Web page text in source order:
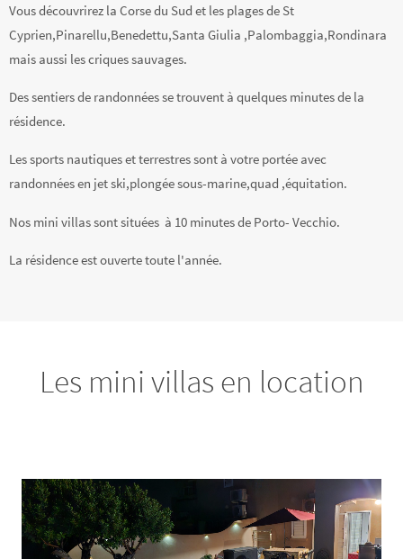
Vous découvrirez la Corse du Sud et les plages de St
Cyprien,Pinarellu,Benedettu,Santa Giulia ,Palombaggia,Rondinara
mais aussi les criques sauvages.
Des sentiers de randonnées se trouvent à quelques minutes de la
résidence.
Les sports nautiques et terrestres sont à votre portée avec
randonnées en jet ski,plongée sous-marine,quad ,équitation.
Nos mini villas sont situées à 10 minutes de Porto- Vecchio.
La résidence est ouverte toute l'année.
Les mini villas en location